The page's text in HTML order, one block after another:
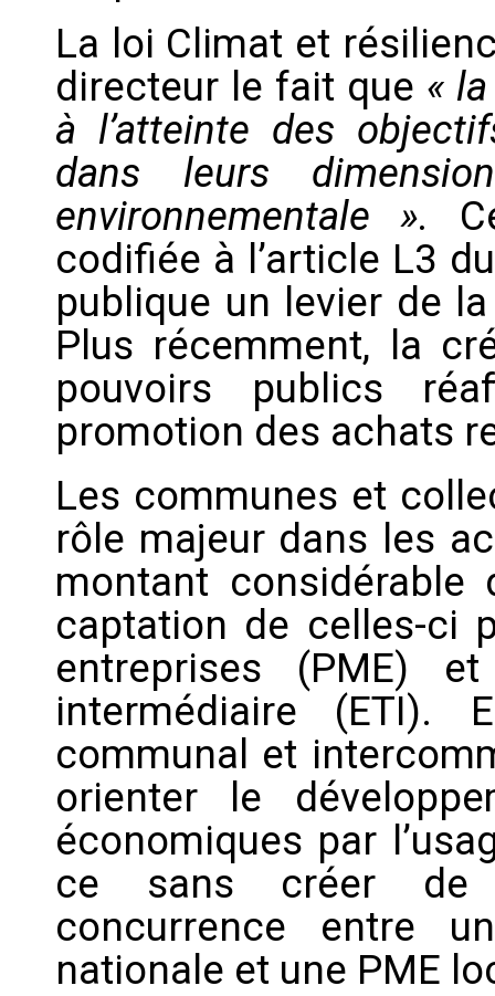
La loi Climat et
directeur le fait que «
à l’atteinte des
dans leurs
environnementale ».
codifiée à l’article L3
publique un levier de
Plus récemment, la
pouvoirs publics
promotion des achats
Les communes et
rôle majeur dans les
montant
captation de celles-ci
entreprises (PME)
intermédiaire (ETI).
communal et
orienter le
économiques par
ce sans créer de
concurrence entre
nationale et une PME